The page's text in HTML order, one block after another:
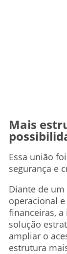
Mais
Essa união
segurança e
Diante de
operacional
financeiras,
solução
ampliar o
estrutura